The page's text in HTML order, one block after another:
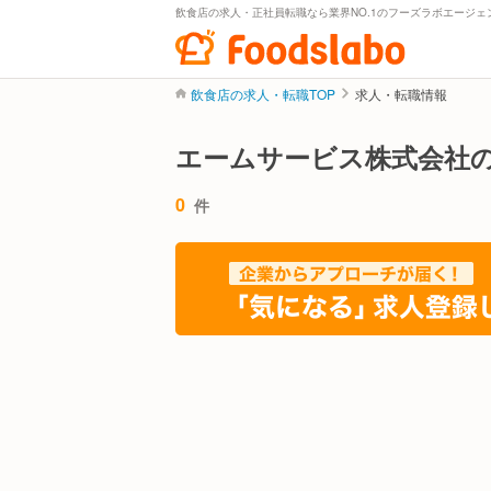
飲食店の求人・正社員転職なら業界NO.1のフーズラボエージェ
飲食店の求人・転職TOP 求人・転職情報
エームサービス株式会社
0 件